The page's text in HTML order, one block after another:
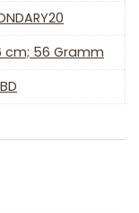
cm; 56 Gramm